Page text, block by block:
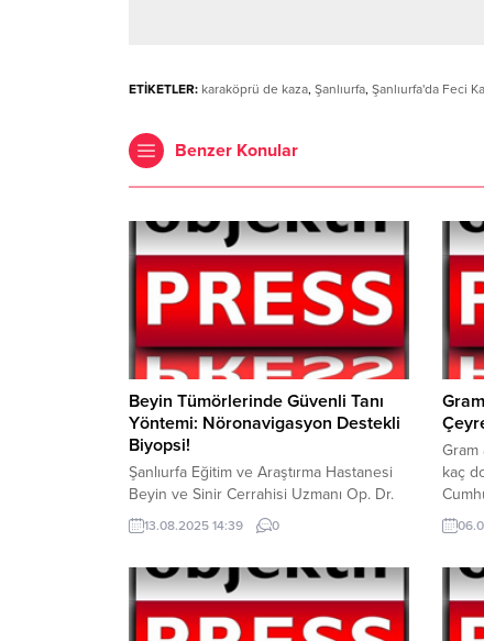
ETİKETLER: karaköprü de kaza, Şanlıurfa, Şanlıurfa'da Feci
Benzer Konular
Beyin Tümörlerinde Güvenli Tanı
Yöntemi: Nöronavigasyon Destekli
Biyopsi!
Şanlıurfa Eğitim ve Araştırma Hastanesi
Beyin ve Sinir Cerrahisi Uzmanı Op. Dr.
Abdulmehmet Kuloğlu, beyin
tümörlerinde cerrahi müdahalenin
bazı özel durumlarda biyopsi yönteminin
tercih edildiğini belirtti. Dr. Kuloğlu,
özellikle beynin derin bölgelerine
13.08.2025 14:39 0
Gram
kaç
4.407